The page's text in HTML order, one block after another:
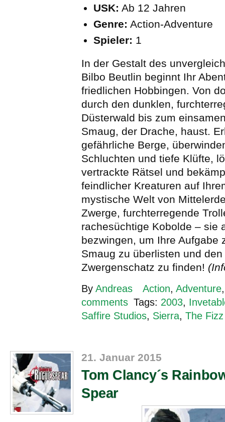
USK: Ab 12 Jahren
Genre: Action-Adventure
Spieler: 1
In der Gestalt des
Bilbo Beutlin beginnt Ihr
friedlichen Hobbingen. Von
durch den dunklen,
Düsterwald bis zum
Smaug, der Drache, haust.
gefährliche Berge,
Schluchten und tiefe Klüfte,
vertrackte Rätsel und
feindlicher Kreaturen auf
mystische Welt von
Zwerge, furchterregende
rachesüchtige Kobolde – sie
bezwingen, um Ihre Aufgabe
Smaug zu überlisten und
Zwergenschatz zu finden!
By Andreas Action, Adventure
comments Tags: 2003,
Saffire Studios, Sierra, The
21. Januar 2015
Tom Clancy´s
Spear